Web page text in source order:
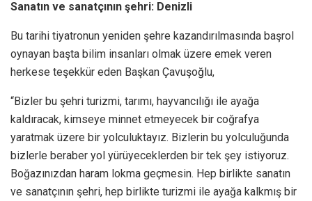
Sanatın ve sanatçının şehri: Denizli
Bu tarihi tiyatronun yeniden şehre kazandırılmasında başrol
oynayan başta bilim insanları olmak üzere emek veren
herkese teşekkür eden Başkan Çavuşoğlu,
“Bizler bu şehri turizmi, tarımı, hayvancılığı ile ayağa
kaldıracak, kimseye minnet etmeyecek bir coğrafya
yaratmak üzere bir yolculuktayız. Bizlerin bu yolculuğunda
bizlerle beraber yol yürüyeceklerden bir tek şey istiyoruz.
Boğazınızdan haram lokma geçmesin. Hep birlikte sanatın
ve sanatçının şehri, hep birlikte turizmi ile ayağa kalkmış bir